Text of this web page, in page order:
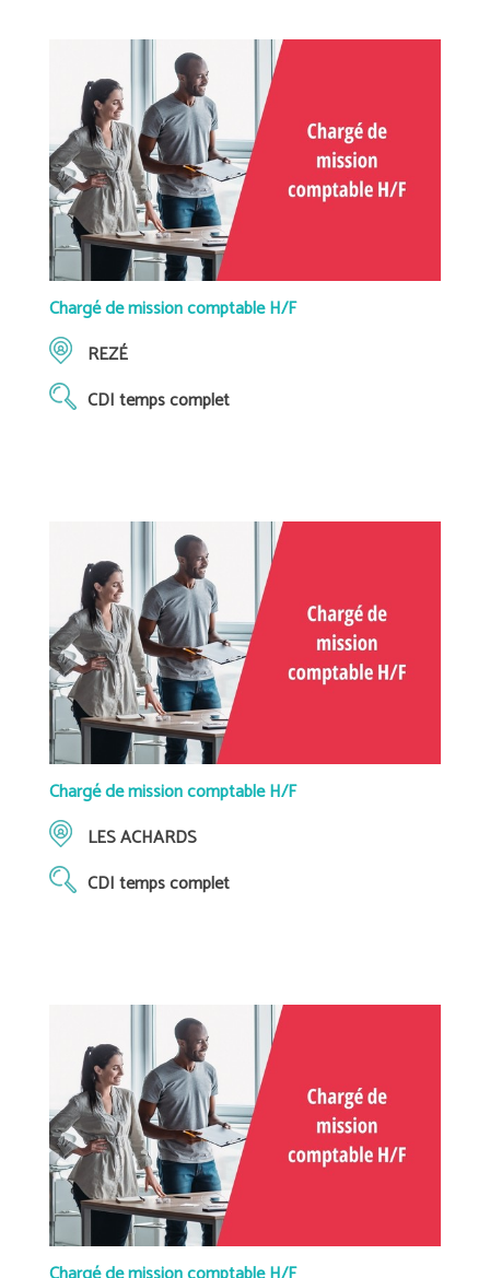
Chargé de mission comptable H/F
REZÉ
CDI temps complet
Chargé de mission comptable H/F
LES ACHARDS
CDI temps complet